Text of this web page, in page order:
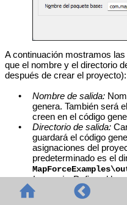
A continuación mostramos
que el nombre y el directorio
después de crear el proyecto):
•
Nombre de salida:
genera. También será
creen en el código
•
Directorio de salida:
guardará el código
asignaciones del
predeterminado es el
•
Lenguaje:Define el
se debe utilizar para
están en el proyecto.